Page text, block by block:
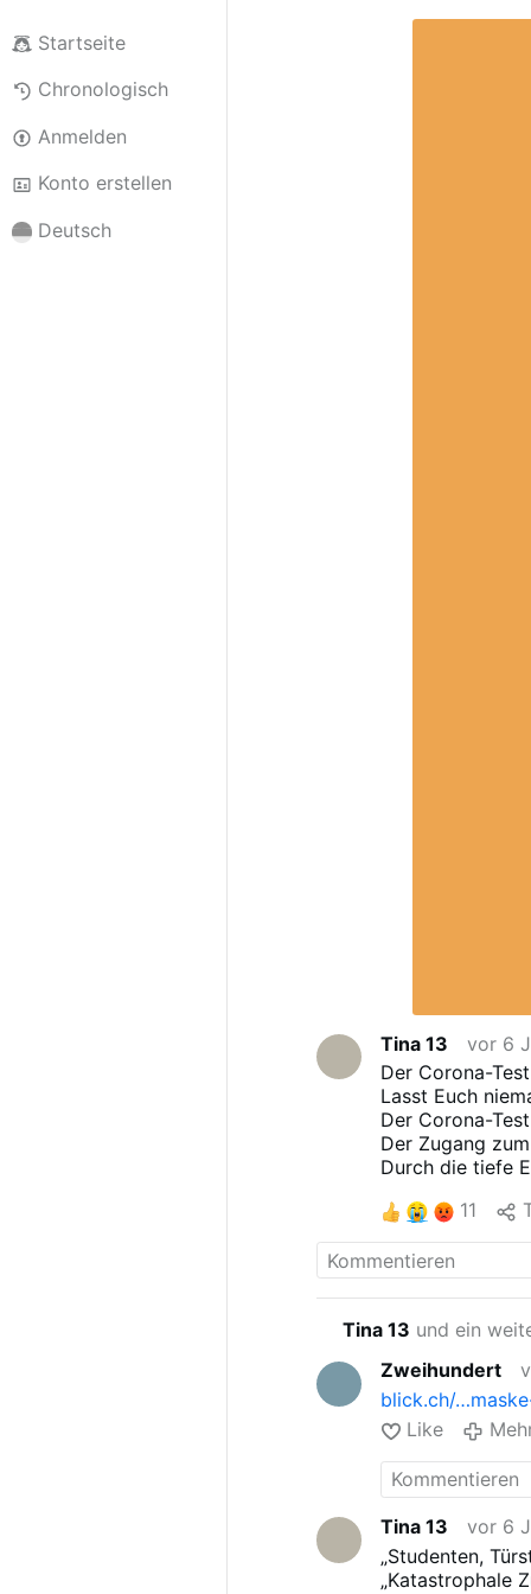
Startseite
Chronologisch
Anmelden
Konto erstellen
Deutsch
Tina 13
vor 6
Der Corona-
Lasst Euch
Der Corona-
Der Zugang
Durch die tiefe
endokrine
Täter, das
beschädigt wird!
Durch das
Bakterien und
Entzündung
Bei einer
Symptome wie
Gesundheit!
(Bild, Beitrag
Masken sind
11
Tina 13 und ein
Zweihundert
blick.ch/
Like
Tina 13
vor 6
„Studenten,
„Katastrophale